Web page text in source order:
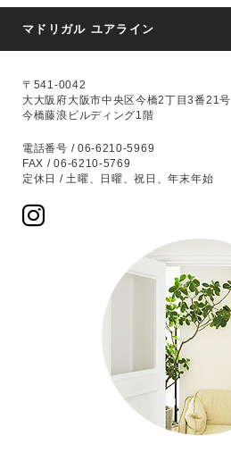
マドリガル ユアライン
〒541-0042
大大阪府大阪市中央区今橋2丁目3番21号
今橋藤浪ビルディング1階
電話番号 / 06-6210-5969
FAX / 06-6210-5769
定休日 / 土曜、日曜、祝日、年末年始